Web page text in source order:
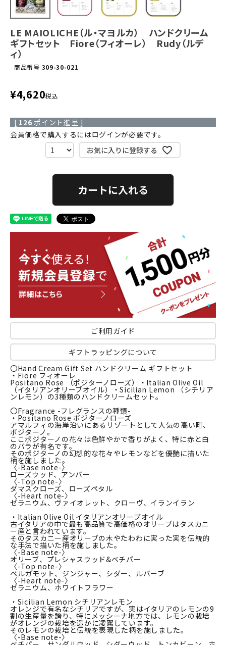
LE MAIOLICHE（ル・マヨルカ） ハンドクリーム
ギフトセット Fiore（フィオーレ） Rudy（ルデ
ィ）
商品番号 309-30-021
¥4,620税込
[ 126 ポイント進呈 ]
会員価格で購入するにはログインが必要です。
お気に入りに登録する
カートに入れる
ご利用ガイド
ギフトラッピングについて
〇Hand Cream Gift Set ハンドクリーム ギフトセット
・Fiore フィオーレ
Positano Rose （ポジターノローズ）・Italian Olive Oil
（イタリアンオリーブオイル）・Sicilian Lemon （シチリア
ンレモン）の3種類のハンドクリームセット。
〇Fragrance -フレグランスの種類-
・Positano Rose ポジターノローズ
アマルフィの海岸沿いにあるリゾートとして人気の高い町、
ポジターノ。
ここポジターノの花々は色鮮やかで香りがよく、特に赤と白
のバラが有名です。
そのポジターノの幻想的な花々やレモンなどを優艶に描いた
柄を施しました。
〈-Base note-〉
ローズウッド、アンバー
〈-Top note-〉
ダマスクローズ、ローズペタル
〈-Heart note-〉
ゼラニウム、ヴァイオレット、クローヴ、イランイラン
・Italian Olive Oil イタリアンオリーブオイル
古イタリアの中で最も高品質で高価格のオリーブはタスカニ
ー産と言われています。
そのタスカニー産オリーブの木やたわわに実った実を伝統的
な手法で描いた柄を施しました。
〈-Base note-〉
オリーブ、プレシャスウッド&ベチパー
〈-Top note-〉
ベルガモット、ジンジャー、シダー、ルバーブ
〈-Heart note-〉
ゼラニウム、ホワイトフラワー
・Sicilian Lemon シチリアンレモン
オレンジで有名なシチリアですが、実はイタリアのレモンの9
割の生産量を誇り、特にメッシーナ地方では、レモンの栽培
がオレンジの栽培を遥かに凌駕しています。
そのレモンの栽培と伝統を表現した柄を施しました。
〈-Base note-〉